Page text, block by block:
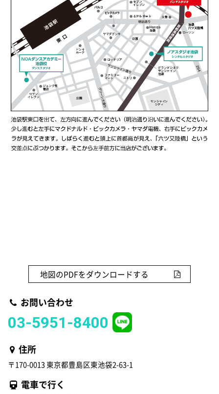
地図のPDFをダウンロードする
お問い合わせ
03-5951-8400
住所
〒170-0013 東京都豊島区東池袋2-63-1
電車で行く